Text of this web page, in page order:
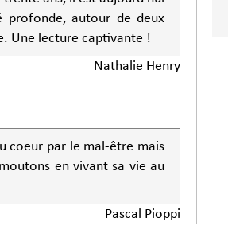
autour de deux
Une lecture captivante !
Nathalie Henry
coeur par le mal-être mais
en vivant sa vie au
Pascal Pioppi